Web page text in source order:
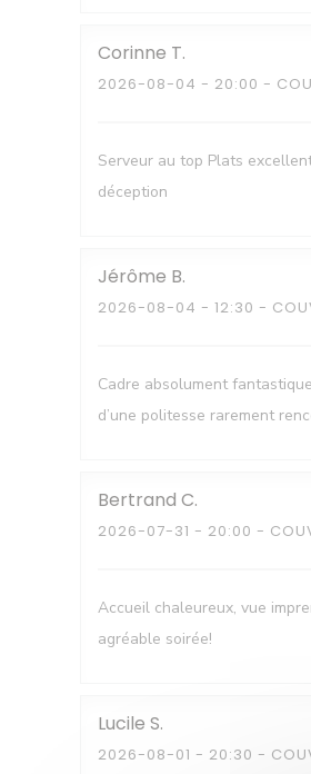
Corinne T
2026-08-04 - 20:00 -
Serveur au top Plats
déception
Jérôme B
2026-08-04 - 12:30 -
Cadre absolument
d’une politesse rarement
Bertrand C
2026-07-31 - 20:00 -
Accueil chaleureux, vue
agréable soirée!
Lucile S
2026-08-01 - 20:30 -